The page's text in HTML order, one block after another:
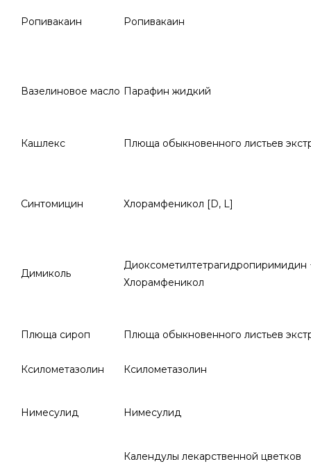
Ропивакаин Ропивакаин
Вазелиновое масло Парафин жидкий
Кашлекс Плюща обыкновенного листьев
Синтомицин Хлорамфеникол [D, L]
Димиколь
Диоксометилтетрагидропиримидин
Хлорамфеникол
Плюща сироп Плюща обыкновенного листьев
Ксилометазолин Ксилометазолин
Нимесулид Нимесулид
Календулы лекарственной цветков